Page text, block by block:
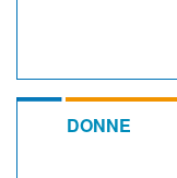
DONNE